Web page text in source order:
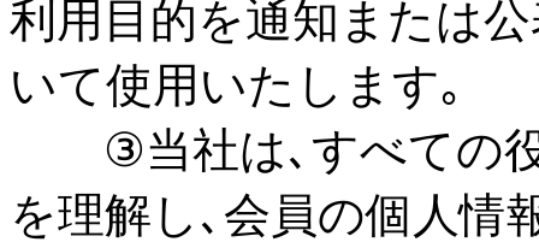
利用目的を通知または
いて使用いたします｡
③当社は､すべての役
を理解し､会員の個人情